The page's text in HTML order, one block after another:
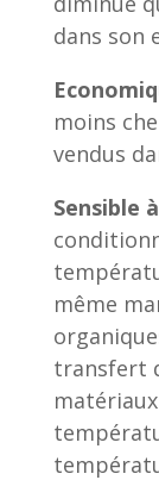
dans son
moins
vendus
Sensible
même
transfert